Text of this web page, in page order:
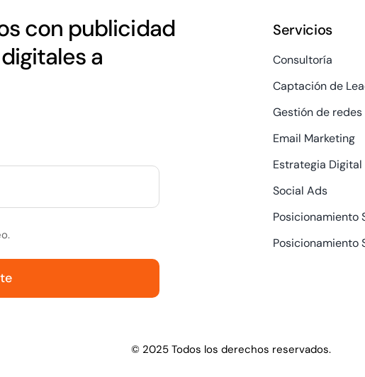
con publicidad
a
Servicios
Consultoría
Captación de
Gestión de
Email Marketing
Estrategia Digital
Social Ads
Posicionamiento
Posicionamiento
© 2025 Todos los derechos reservados.